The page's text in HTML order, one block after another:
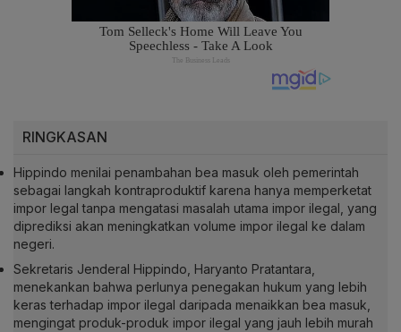
RINGKASAN
Hippindo menilai penambahan bea masuk oleh pemerintah
sebagai langkah kontraproduktif karena hanya memperketat
impor legal tanpa mengatasi masalah utama impor ilegal, yang
diprediksi akan meningkatkan volume impor ilegal ke dalam
negeri.
Sekretaris Jenderal Hippindo, Haryanto Pratantara,
menekankan bahwa perlunya penegakan hukum yang lebih
keras terhadap impor ilegal daripada menaikkan bea masuk,
mengingat produk-produk impor ilegal yang jauh lebih murah